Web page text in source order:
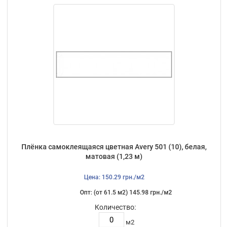
Плёнка самоклеящаяся цветная Avery 501 (10), белая,
матовая (1,23 м)
Цена: 150.29 грн./м2
Опт: (от 61.5 м2) 145.98 грн./м2
Количество:
м2